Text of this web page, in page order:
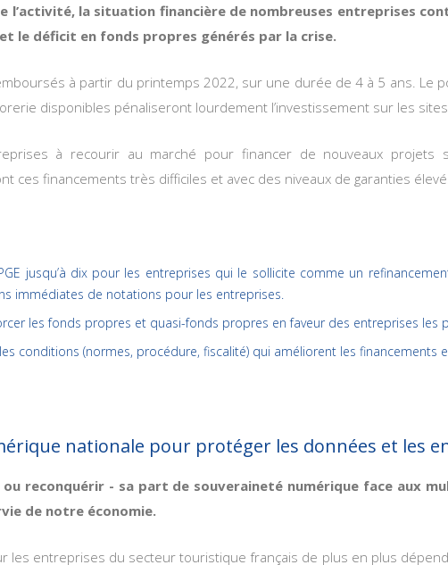
l’activité, la situation financière de nombreuses entreprises
le déficit en fonds propres générés par la crise.
à partir du printemps 2022, sur une durée de 4 à 5 ans. Le
disponibles pénaliseront lourdement l’investissement sur les sites.
à recourir au marché pour financer de nouveaux
ces financements très difficiles et avec des niveaux de garanties
jusqu’à dix pour les entreprises qui le sollicite comme un
immédiates de notations pour les entreprises.
les fonds propres et quasi-fonds propres en faveur des entreprises les
conditions (normes, procédure, fiscalité) qui améliorent les financements
nationale pour protéger les données et les
reconquérir - sa part de souveraineté numérique face aux
de notre économie.
les entreprises du secteur touristique français de plus en plus